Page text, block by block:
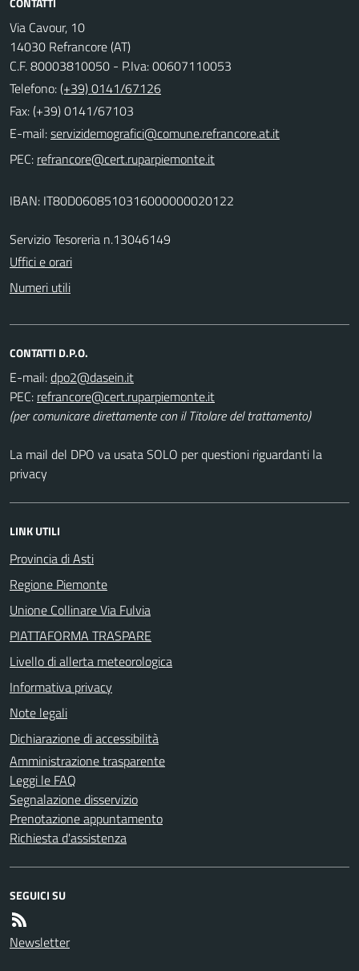
Via Cavour, 10
14030 Refrancore (AT)
C.F. 80003810050 - P.Iva: 00607110053
Telefono:(+39) 0141/67126
Fax: (+39) 0141/67103
E-mail:
PEC:
IBAN: IT80D0608510316000000020122
Servizio Tesoreria n.13046149
Uffici e orari
Numeri utili
CONTATTI D.P.O.
E-mail:
PEC:
(per comunicare direttamente con il Titolare del trattamento)
La mail del DPO va usata SOLO per questioni riguardanti la
privacy
LINK UTILI
Provincia di Asti
Regione Piemonte
Unione Collinare Via Fulvia
PIATTAFORMA TRASPARE
Livello di allerta meteorologica
Informativa privacy
Note legali
Dichiarazione di accessibilità
Amministrazione trasparente
Leggi le FAQ
Segnalazione disservizio
Prenotazione appuntamento
Richiesta d'assistenza
SEGUICI SU
Newsletter